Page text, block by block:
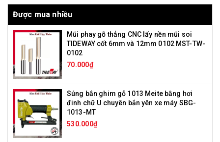
Được mua nhiều
Mũi phay gỗ thẳng CNC lấy nền mũi soi
TIDEWAY cốt 6mm và 12mm 0102 MST-TW-
0102
70.000₫
Súng bắn ghim gỗ 1013 Meite bằng hơi
đinh chữ U chuyên bắn yên xe máy SBG-
1013-MT
530.000₫